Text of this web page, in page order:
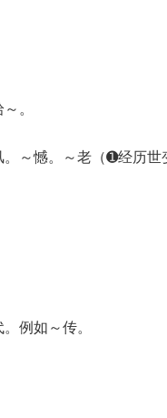
。
～憾。～老（➊经历
例如～传。